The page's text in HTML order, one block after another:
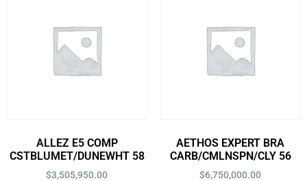
ALLEZ E5 COMP
CSTBLUMET/DUNEWHT 58
$3,505,950.00
AETHOS EXPERT BRA
CARB/CMLNSPN/CLY 56
$6,750,000.00